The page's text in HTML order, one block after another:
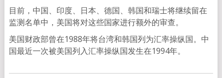
目前，中国、印度、日本、德国、韩国和瑞士将继续留在
监测名单中，美国将对这些国家进行额外的审查。
美国财政部曾在1988年将台湾和韩国列为汇率操纵国。中
国最近一次被美国列入汇率操纵国发生在1994年。